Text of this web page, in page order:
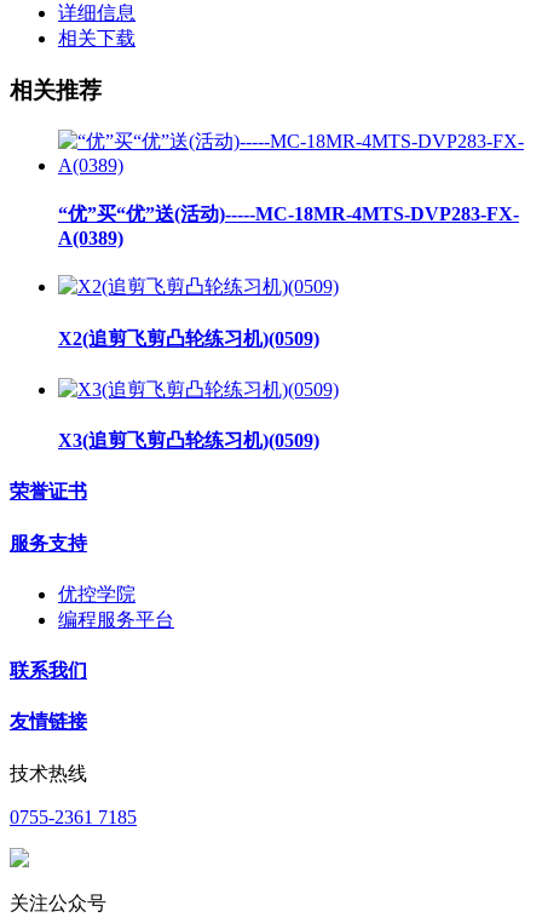
详细信息
相关下载
相关推荐
“优”买“优”送(活动)-----MC-18MR-4MTS-DVP283-FX-
A(0389)
X2(追剪飞剪凸轮练习机)(0509)
X3(追剪飞剪凸轮练习机)(0509)
荣誉证书
服务支持
优控学院
编程服务平台
联系我们
友情链接
技术热线
0755-2361 7185
关注公众号